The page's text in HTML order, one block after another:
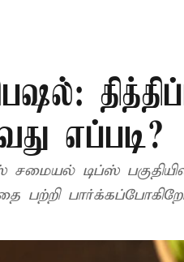
எப்படி?
டிப்ஸ்
பற்றி